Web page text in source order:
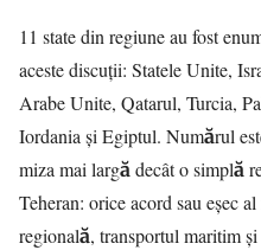
11 state din regiune au fost
aceste discuții: Statele Unite,
Arabe Unite, Qatarul, Turcia,
Iordania și Egiptul. Numărul
miza mai largă decât o simplă
Teheran: orice acord sau eșec
regională, transportul maritim